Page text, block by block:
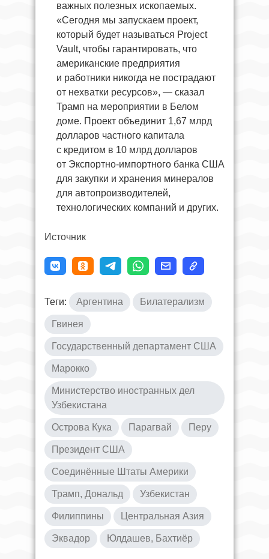
важных полезных ископаемых.
«Сегодня мы запускаем проект,
который будет называться Project
Vault, чтобы гарантировать, что
американские предприятия
и работники никогда не пострадают
от нехватки ресурсов», — сказал
Трамп на мероприятии в Белом
доме. Проект объединит 1,67 млрд
долларов частного капитала
с кредитом в 10 млрд долларов
от Экспортно-импортного банка США
для закупки и хранения минералов
для автопроизводителей,
технологических компаний и других.
Источник
Теги: Аргентина Билатерализм
Гвинея
Государственный департамент США
Марокко
Министерство иностранных дел
Узбекистана
Острова Кука Парагвай Перу
Президент США
Соединённые Штаты Америки
Трамп, Дональд Узбекистан
Филиппины Центральная Азия
Эквадор Юлдашев, Бахтиёр